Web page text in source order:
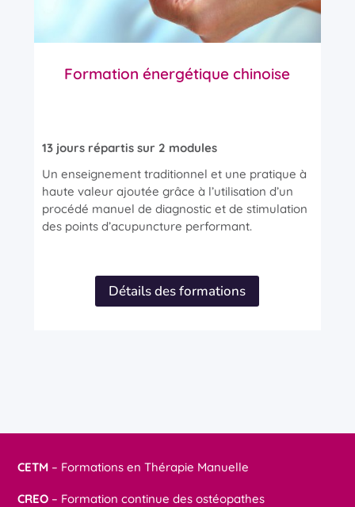
Formation énergétique chinoise
13 jours répartis sur 2 modules
Un enseignement traditionnel et une pratique à
haute valeur ajoutée grâce à l’utilisation d’un
procédé manuel de diagnostic et de stimulation
des points d’acupuncture performant.
Détails des formations
CETM – Formations en Thérapie Manuelle
CREO – Formation continue des ostéopathes